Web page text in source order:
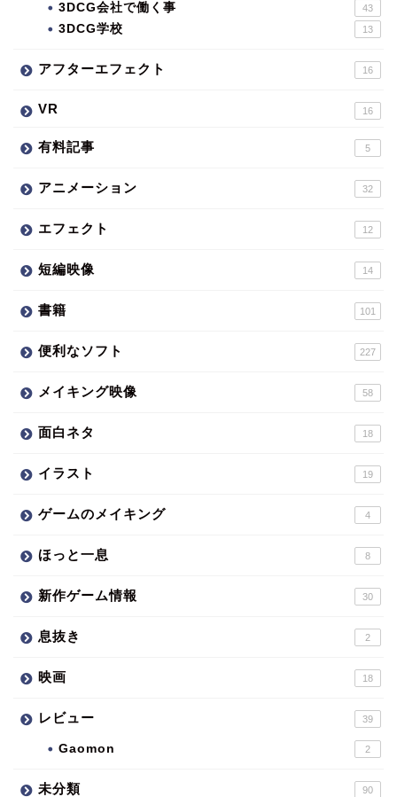
3DCG会社で働く事 43
3DCG学校 13
アフターエフェクト 16
VR 16
有料記事 5
アニメーション 32
エフェクト 12
短編映像 14
書籍 101
便利なソフト 227
メイキング映像 58
面白ネタ 18
イラスト 19
ゲームのメイキング 4
ほっと一息 8
新作ゲーム情報 30
息抜き 2
映画 18
レビュー 39
Gaomon 2
未分類 90